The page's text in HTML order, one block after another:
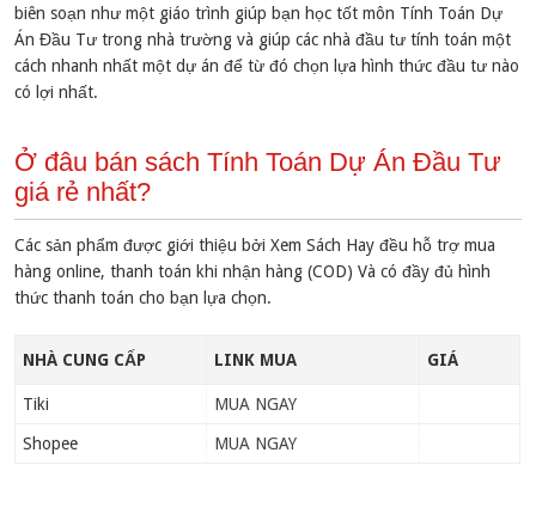
biên soạn như một giáo trình giúp bạn học tốt môn Tính Toán Dự
Án Đầu Tư trong nhà trường và giúp các nhà đầu tư tính toán một
cách nhanh nhất một dự án để từ đó chọn lựa hình thức đầu tư nào
có lợi nhất.
Ở đâu bán sách Tính Toán Dự Án Đầu Tư
giá rẻ nhất?
Các sản phẩm được giới thiệu bởi Xem Sách Hay đều hỗ trợ mua
hàng online, thanh toán khi nhận hàng (COD) Và có đầy đủ hình
thức thanh toán cho bạn lựa chọn.
NHÀ CUNG CẤP LINK MUA GIÁ
Tiki MUA NGAY
Shopee MUA NGAY